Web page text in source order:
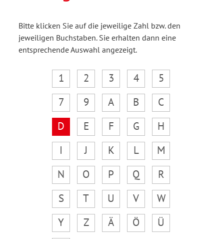
Bitte klicken Sie auf die jeweilige Zahl bzw. den
jeweiligen Buchstaben. Sie erhalten dann eine
entsprechende Auswahl angezeigt.
1 2 3 4
5
7
9 A B
C
D
E F G
H
I
J K L
M
N
O P Q
R
S
T U V
W
Y
Z Ä Ö
Ü